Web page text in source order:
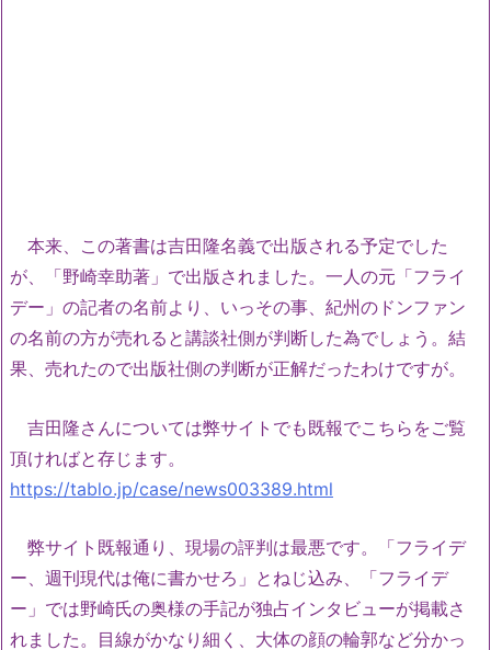
本来、この著書は吉田隆名義で出版される予定でした
が、「野崎幸助著」で出版されました。一人の元「フライ
デー」の記者の名前より、いっその事、紀州のドンファン
の名前の方が売れると講談社側が判断した為でしょう。結
果、売れたので出版社側の判断が正解だったわけですが。
吉田隆さんについては弊サイトでも既報でこちらをご覧
頂ければと存じます。
https://tablo.jp/case/news003389.html
弊サイト既報通り、現場の評判は最悪です。「フライデ
ー、週刊現代は俺に書かせろ」とねじ込み、「フライデ
ー」では野崎氏の奥様の手記が独占インタビューが掲載さ
れました。目線がかなり細く、大体の顔の輪郭など分かっ